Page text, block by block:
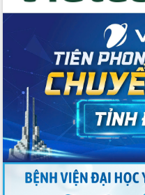
Bệnh án điện tử thúc đẩy chuyển đổi
Chuyển đổi số thư viện: Mở rộng
không gian tri thức trong thời đại số
Đánh giá, rút kinh nghiệm công tác tổ
chức diễn tập trước ngày bầu cử
Chương trình “Gặp gỡ hữu nghị –
Friendship Meeting New Year 2026”
Bầu cử Quốc hội và HĐND: Cử tri Đắk
Lắk gửi gắm niềm tin, kỳ vọng vào lá
phiếu
Đắk Lắk sẵn sàng các điều kiện cho